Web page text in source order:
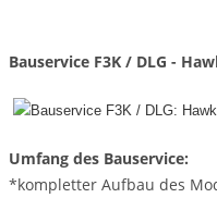
Bauservice F3K / DLG -
Umfang des Bauservice:
*kompletter Aufbau des